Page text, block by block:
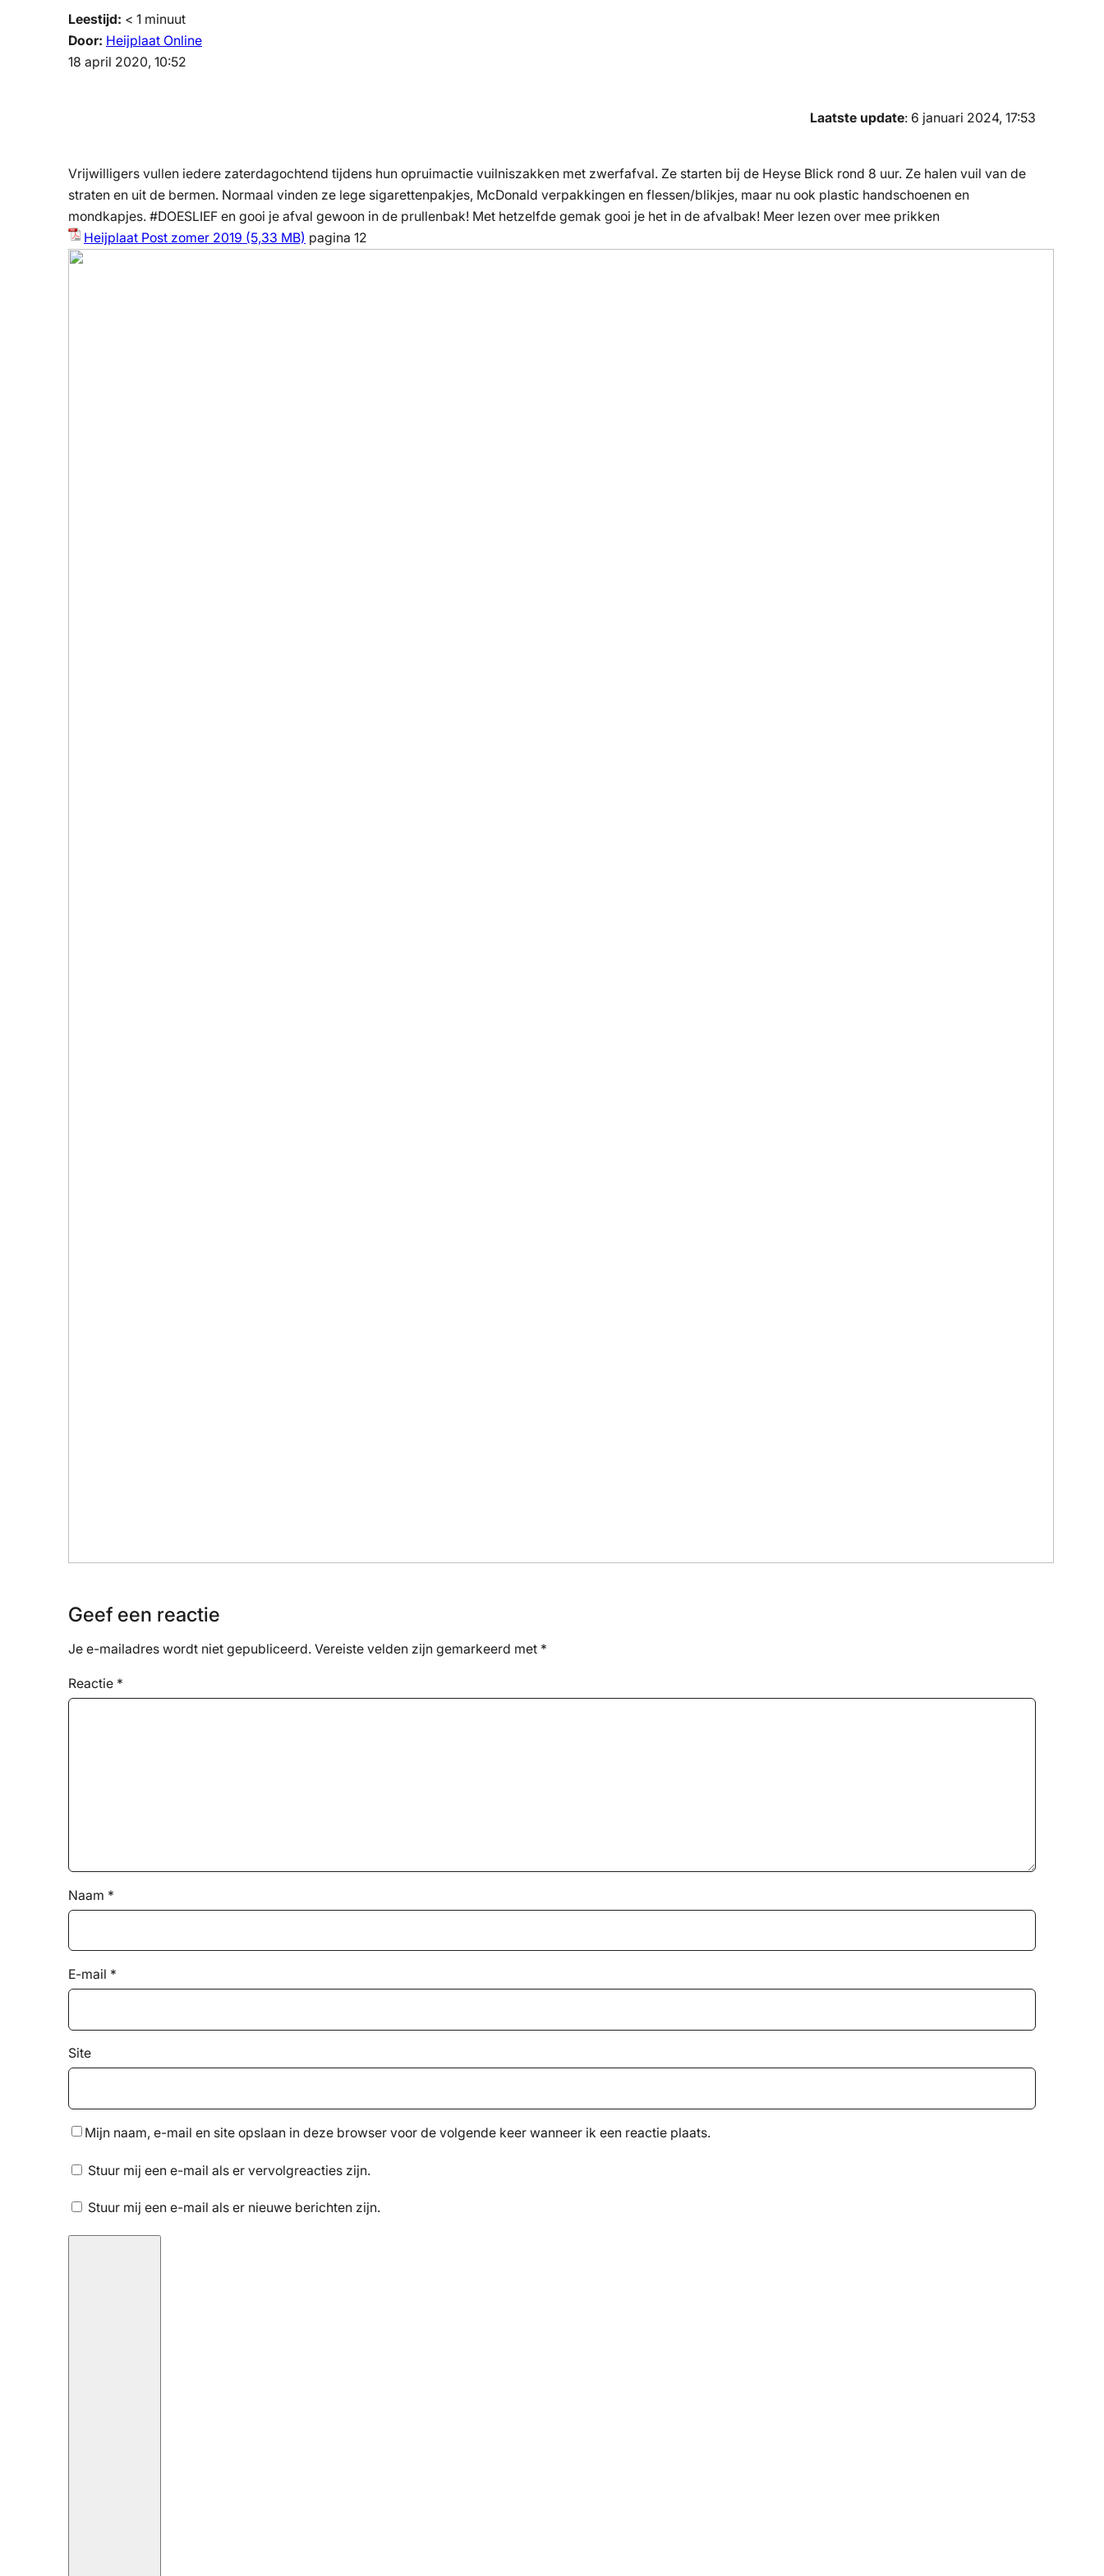
Leestijd: < 1 minuut
Door: Heijplaat Online
18 april 2020, 10:52
Laatste update: 6 januari 2024, 17:53
Vrijwilligers vullen iedere zaterdagochtend tijdens hun opruimactie vuilniszakken met zwerfafval. Ze starten bij de Heyse Blick rond 8 uur. Ze halen vuil van de
straten en uit de bermen. Normaal vinden ze lege sigarettenpakjes, McDonald verpakkingen en flessen/blikjes, maar nu ook plastic handschoenen en
mondkapjes. #DOESLIEF en gooi je afval gewoon in de prullenbak! Met hetzelfde gemak gooi je het in de afvalbak! Meer lezen over mee prikken
Heijplaat Post zomer 2019
pagina 12
Geef een reactie
Je e-mailadres wordt niet gepubliceerd. Vereiste velden zijn gemarkeerd met *
Reactie *
Naam *
E-mail *
Site
Mijn naam, e-mail en site opslaan in deze browser voor de volgende keer wanneer ik een reactie plaats.
Stuur mij een e-mail als er vervolgreacties zijn.
Stuur mij een e-mail als er nieuwe berichten zijn.